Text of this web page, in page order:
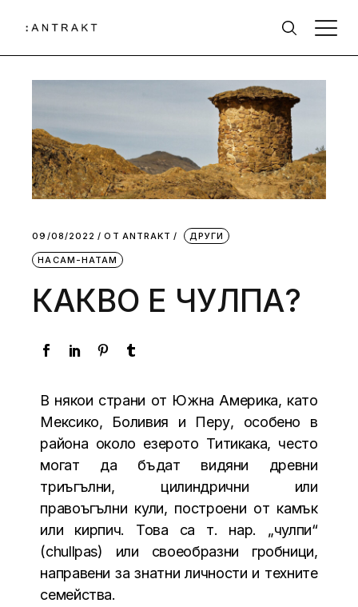
09/08/2022 ОТ АNTRAKT ДРУГИ
НАСАМ-НАТАМ
КАКВО Е ЧУЛПА?
В някои страни от Южна Америка, като
Мексико, Боливия и Перу, особено в
района около езерото Титикака, често
могат да бъдат видяни древни
триъгълни, цилиндрични или
правоъгълни кули, построени от камък
или кирпич. Това са т. нар. „чулпи“
(chullpas) или своеобразни гробници,
направени за знатни личности и техните
семейства.